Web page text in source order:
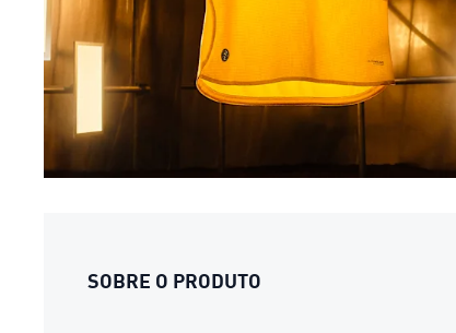
SOBRE O PRODUTO